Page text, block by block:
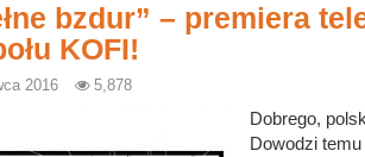
bzdur” – premiera
KOFI!
2016 5,878
Dobrego,
Dowodzi